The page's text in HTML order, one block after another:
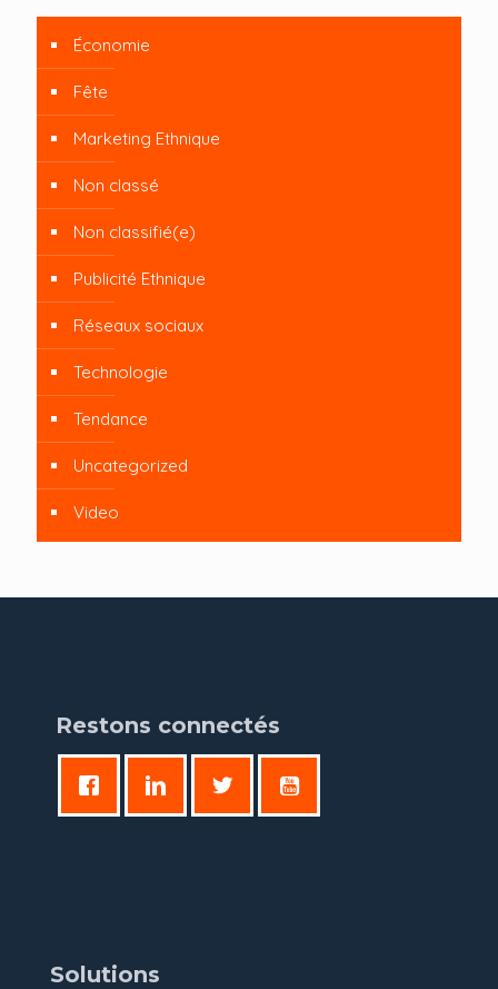
Économie
Fête
Marketing Ethnique
Non classé
Non classifié(e)
Publicité Ethnique
Réseaux sociaux
Technologie
Tendance
Uncategorized
Video
Restons connectés
Solutions